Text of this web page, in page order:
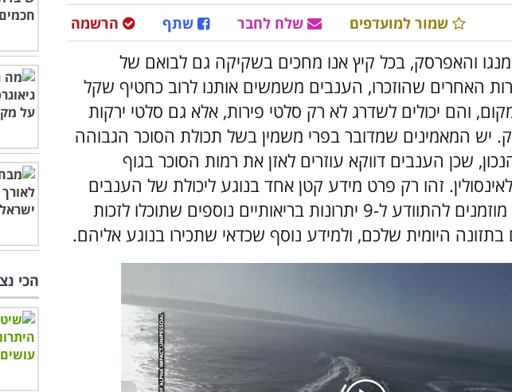
הרשמה שתף שלח לחבר שמור למועדפים
והאפרסק, בכל קיץ אנו מחכים בשקיקה גם לבואם של
האחרים שהוזכרו, הענבים משמשים אותנו לרוב כחטיף שקל
והם יכולים לשדרג לא רק סלטי פירות, אלא גם סלטי ירקות
המאמינים שמדובר בפרי משמין בשל תכולת הסוכר הגבוהה
שכן הענבים דווקא עוזרים לאזן את רמות הסוכר בגוף
זהו רק פרט מידע קטן אחד בנוגע ליכולת של הענבים
להטיב עם גופנו, ואתם מוזמנים להתוודע ל-9 יתרונות בריאותיים נוספים שתוכלו לזכות
היומית שלכם, ולמידע נוסף שכדאי שתכירו בנוגע אליהם.
הכי